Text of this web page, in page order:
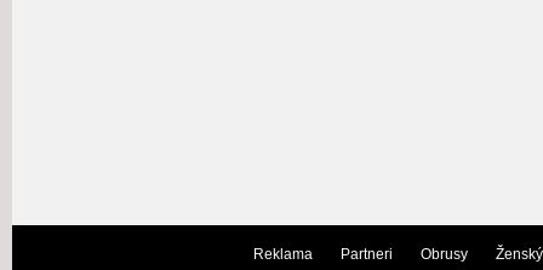
Reklama Partneri Obrusy